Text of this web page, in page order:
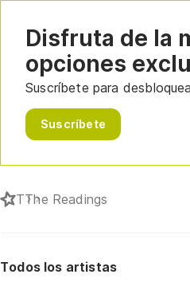
Disfruta de la
opciones
Suscríbete para
Suscríbete
TThe Readings
Todos los artistas